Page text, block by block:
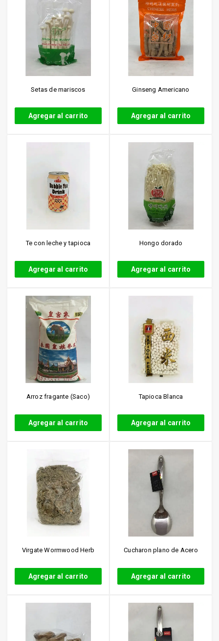
Setas de mariscos
Agregar al carrito
Ginseng Americano
Agregar al carrito
Te con leche y tapioca
Agregar al carrito
Hongo dorado
Agregar al carrito
Arroz fragante (Saco)
Agregar al carrito
Tapioca Blanca
Agregar al carrito
Virgate Wormwood Herb
Agregar al carrito
Cucharon plano de Acero
Agregar al carrito